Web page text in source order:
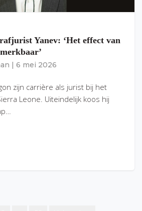
Yanev: ‘Het effect van
6 mei 2026
zijn carrière als jurist bij het
Leone. Uiteindelijk koos hij